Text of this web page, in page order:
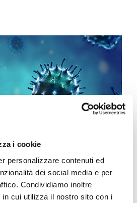
i cookie
personalizzare contenuti ed
dei social media e per
Condividiamo inoltre
in cui utilizza il nostro sito con i